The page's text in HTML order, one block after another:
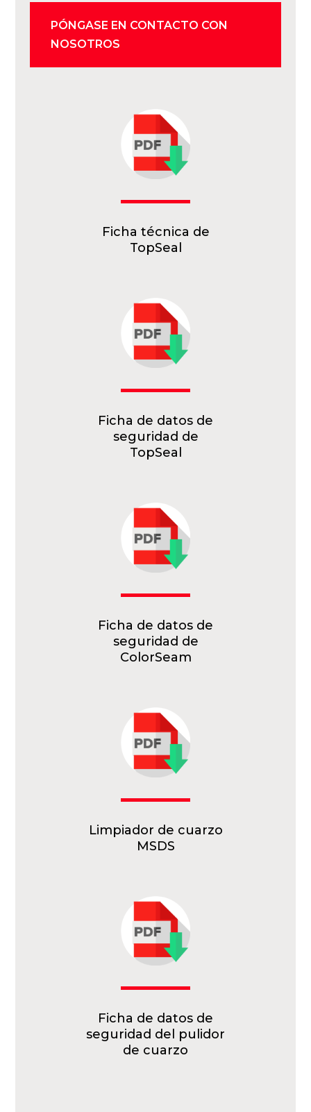
PÓNGASE EN CONTACTO CON
NOSOTROS
Ficha técnica de
TopSeal
Ficha de datos de
seguridad de
TopSeal
Ficha de datos de
seguridad de
ColorSeam
Limpiador de cuarzo
MSDS
Ficha de datos de
seguridad del pulidor
de cuarzo